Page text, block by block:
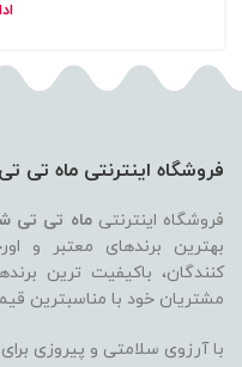
فروشگاه اینترنتی ماه تی
فروشگاه اینترنتیماه تی تی
بهترین برندهای معتبر و
کنندگان، باکیفیت ترین
مشتریان خود با مناسبترین
با آرزوی سلامتی و پیروزی